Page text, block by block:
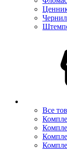
Все